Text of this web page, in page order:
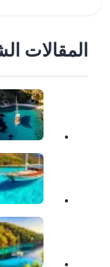
المقالات